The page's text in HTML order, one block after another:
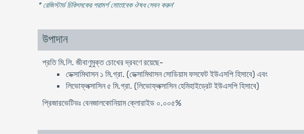
* রেজিস্টার্ড চিকিৎসকের পরামর্শ মোতাবেক ঔষধ সেবন করুন'
উপাদান
প্রতি মি.লি. জীবাণুমুক্ত চোখের দ্রবণে রয়েছে-
ডেক্সামিথাসন ১ মি.গ্রা. (ডেক্সামিথাসন সোডিয়াম ফসফেট ইউএসপি হিসাবে) এবং
লিভোফ্লক্সাসিন ৫ মি.গ্রা. (লিভোফ্লক্সাসিন হেমিহাইড্রেট ইউএসপি হিসাবে)
প্রিজারভেটিভঃ বেনজালকোনিয়াম ক্লোরাইড ০.০০৫%